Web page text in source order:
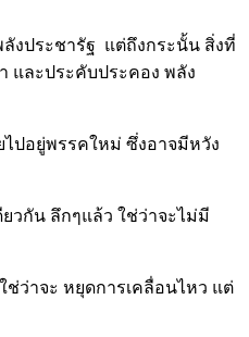
งประชารัฐ แต่ถึงกระนั้น สิ่งที่
และประคับประคอง พลัง
ปอยู่พรรคใหม่ ซึ่งอาจมีหวัง
วกัน ลึกๆแล้ว ใช่ว่าจะไม่มี
ว่าจะ หยุดการเคลื่อนไหว แต่